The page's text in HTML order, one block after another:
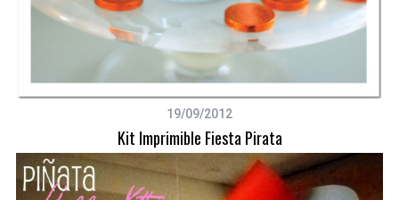
19/09/2012
Kit Imprimible Fiesta Pirata